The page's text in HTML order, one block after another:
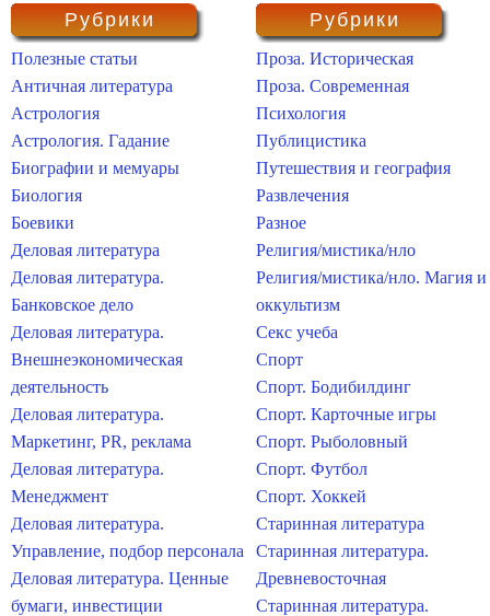
Рубрики
Полезные статьи
Античная литература
Астрология
Астрология. Гадание
Биографии и мемуары
Биология
Боевики
Деловая литература
Деловая литература.
Банковское дело
Деловая литература.
Внешнеэкономическая
деятельность
Деловая литература.
Маркетинг, PR, реклама
Деловая литература.
Менеджмент
Деловая литература.
Управление, подбор персонала
Деловая литература. Ценные
бумаги, инвестиции
Рубрики
Проза. Историческая
Проза. Современная
Психология
Публицистика
Путешествия и география
Развлечения
Разное
Религия/мистика/нло
Религия/мистика/нло. Магия и
оккультизм
Секс учеба
Спорт
Спорт. Бодибилдинг
Спорт. Карточные игры
Спорт. Рыболовный
Спорт. Футбол
Спорт. Хоккей
Старинная литература
Старинная литература.
Древневосточная
Старинная литература.